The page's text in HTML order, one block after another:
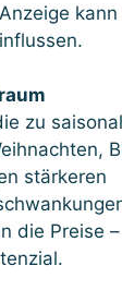
zu
stärkeren
die Preise